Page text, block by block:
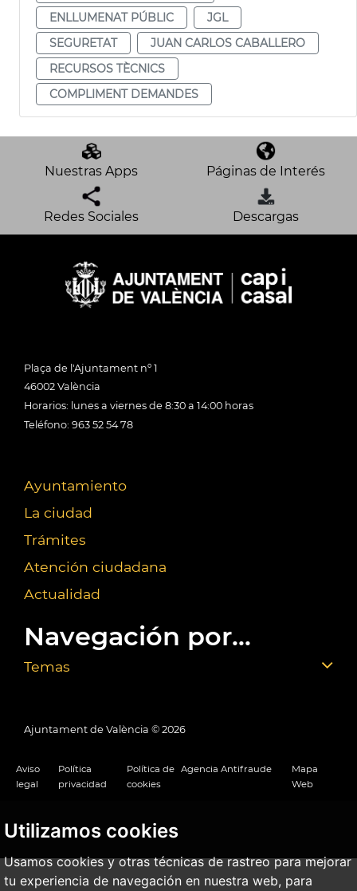
Utilizamos cookies
Usamos cookies y otras técnicas de rastreo para mejorar
tu experiencia de navegación en nuestra web, para
ENLLUMENAT PÚBLIC
JGL
SEGURETAT
JUAN CARLOS CABALLERO
RECURSOS TÈCNICS
COMPLIMENT DEMANDES
Nuestras Apps Páginas de Interés
Redes Sociales Descargas
Plaça de l'Ajuntament nº 1
46002 València
Horarios: lunes a viernes de 8:30 a 14:00 horas
Teléfono: 963 52 54 78
Ayuntamiento
La ciudad
Trámites
Atención ciudadana
Actualidad
Navegación por...
Temas
Ajuntament de València © 2026
Aviso
legal
Política
privacidad
Política de
cookies
Agencia Antifraude
Mapa
Web